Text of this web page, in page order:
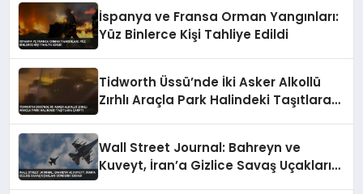
İspanya ve Fransa Orman Yangınları:
Yüz Binlerce Kişi Tahliye Edildi
Tidworth Üssü’nde İki Asker Alkollü
Zırhlı Araçla Park Halindeki Taşıtlara
Wall Street Journal: Bahreyn ve
Kuveyt, İran’a Gizlice Savaş Uçakları